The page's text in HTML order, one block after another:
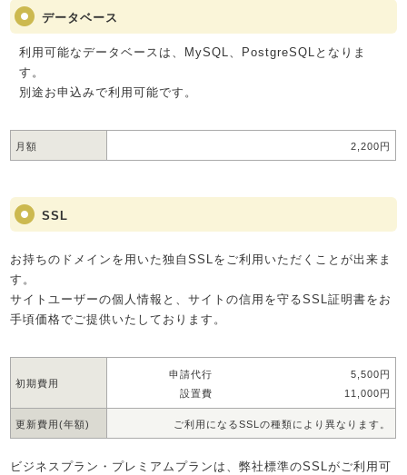
データベース
利用可能なデータベースは、MySQL、PostgreSQLとなりま
す。
別途お申込みで利用可能です。
月額 2,200円
SSL
お持ちのドメインを用いた独自SSLをご利用いただくことが出来ま
す。
サイトユーザーの個人情報と、サイトの信用を守るSSL証明書をお
手頃価格でご提供いたしております。
初期費用
申請代行
5,500円
設置費
11,000円
更新費用(年額) ご利用になるSSLの種類により異なります。
ビジネスプラン・プレミアムプランは、弊社標準のSSLがご利用可